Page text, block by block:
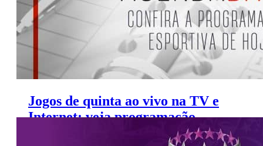
Jogos de quinta ao vivo na TV e
Internet; veja programação